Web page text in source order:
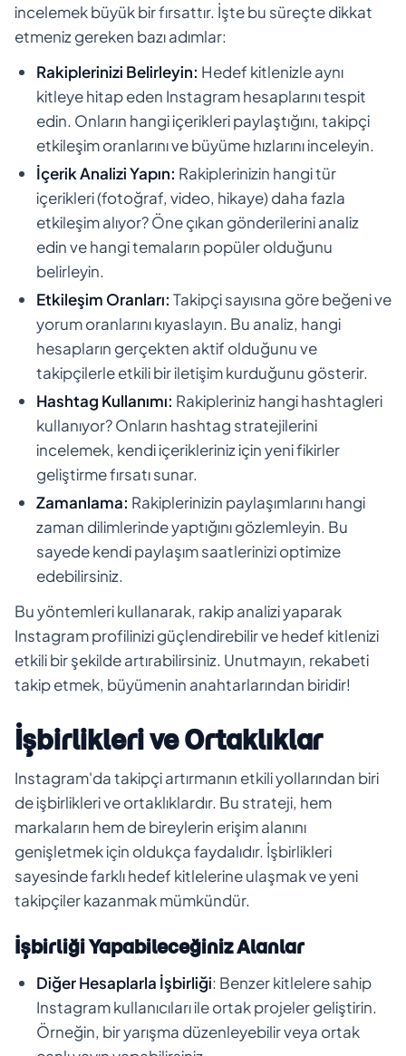
incelemek büyük bir fırsattır. İşte bu süreçte dikkat
etmeniz gereken bazı adımlar:
Rakiplerinizi Belirleyin: Hedef kitlenizle aynı
kitleye hitap eden Instagram hesaplarını tespit
edin. Onların hangi içerikleri paylaştığını, takipçi
etkileşim oranlarını ve büyüme hızlarını inceleyin.
İçerik Analizi Yapın: Rakiplerinizin hangi tür
içerikleri (fotoğraf, video, hikaye) daha fazla
etkileşim alıyor? Öne çıkan gönderilerini analiz
edin ve hangi temaların popüler olduğunu
belirleyin.
Etkileşim Oranları: Takipçi sayısına göre beğeni ve
yorum oranlarını kıyaslayın. Bu analiz, hangi
hesapların gerçekten aktif olduğunu ve
takipçilerle etkili bir iletişim kurduğunu gösterir.
Hashtag Kullanımı: Rakipleriniz hangi hashtagleri
kullanıyor? Onların hashtag stratejilerini
incelemek, kendi içerikleriniz için yeni fikirler
geliştirme fırsatı sunar.
Zamanlama: Rakiplerinizin paylaşımlarını hangi
zaman dilimlerinde yaptığını gözlemleyin. Bu
sayede kendi paylaşım saatlerinizi optimize
edebilirsiniz.
Bu yöntemleri kullanarak, rakip analizi yaparak
Instagram profilinizi güçlendirebilir ve hedef kitlenizi
etkili bir şekilde artırabilirsiniz. Unutmayın, rekabeti
takip etmek, büyümenin anahtarlarından biridir!
İşbirlikleri ve Ortaklıklar
Instagram'da takipçi artırmanın etkili yollarından biri
de işbirlikleri ve ortaklıklardır. Bu strateji, hem
markaların hem de bireylerin erişim alanını
genişletmek için oldukça faydalıdır. İşbirlikleri
sayesinde farklı hedef kitlelerine ulaşmak ve yeni
takipçiler kazanmak mümkündür.
İşbirliği Yapabileceğiniz Alanlar
Diğer Hesaplarla İşbirliği: Benzer kitlelere sahip
Instagram kullanıcıları ile ortak projeler geliştirin.
Örneğin, bir yarışma düzenleyebilir veya ortak